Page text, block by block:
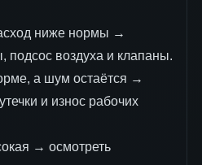
ниже нормы →
подсос воздуха и клапаны.
а шум остаётся →
и износ рабочих
→ осмотреть